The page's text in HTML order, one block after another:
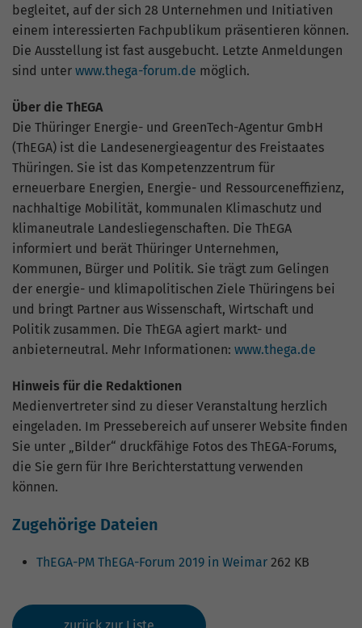
begleitet, auf der sich 28 Unternehmen und Initiativen
einem interessierten Fachpublikum präsentieren können.
Die Ausstellung ist fast ausgebucht. Letzte Anmeldungen
sind unter www.thega-forum.de möglich.
Über die ThEGA
Die Thüringer Energie- und GreenTech-Agentur GmbH
(ThEGA) ist die Landesenergieagentur des Freistaates
Thüringen. Sie ist das Kompetenzzentrum für
erneuerbare Energien, Energie- und Ressourceneffizienz,
nachhaltige Mobilität, kommunalen Klimaschutz und
klimaneutrale Landesliegenschaften. Die ThEGA
informiert und berät Thüringer Unternehmen,
Kommunen, Bürger und Politik. Sie trägt zum Gelingen
der energie- und klimapolitischen Ziele Thüringens bei
und bringt Partner aus Wissenschaft, Wirtschaft und
Politik zusammen. Die ThEGA agiert markt- und
anbieterneutral. Mehr Informationen: www.thega.de
Hinweis für die Redaktionen
Medienvertreter sind zu dieser Veranstaltung herzlich
eingeladen. Im Pressebereich auf unserer Website finden
Sie unter „Bilder“ druckfähige Fotos des ThEGA-Forums,
die Sie gern für Ihre Berichterstattung verwenden
können.
Zugehörige Dateien
ThEGA-PM ThEGA-Forum 2019 in Weimar 262 KB